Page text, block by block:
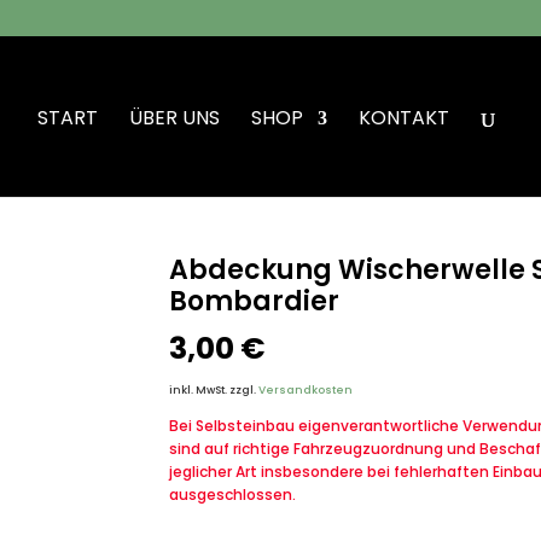
START ÜBER UNS SHOP KONTAKT
Abdeckung Wischerwelle
Bombardier
3,00 €
inkl. MwSt. zzgl.Versandkosten
Bei Selbsteinbau eigenverantwortliche
sind auf richtige Fahrzeugzuordnung und
jeglicher Art insbesondere bei fehlerhaften
ausgeschlossen.